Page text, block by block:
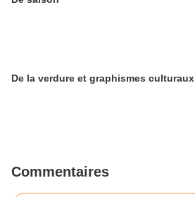
De la verdure et graphismes culturaux
Commentaires